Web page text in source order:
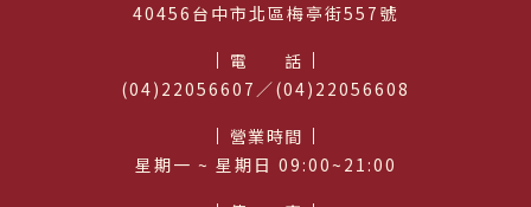
40456台中市北區梅亭街557號
電話
(04)22056607／(04)22056608
營業時間
星期⼀ ~ 星期日 09:00~21:00